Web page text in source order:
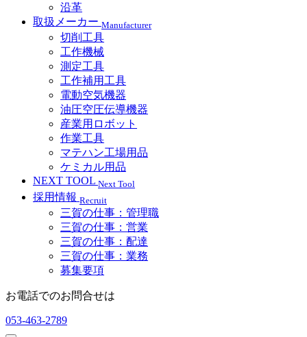
沿革
取扱メーカー Manufacturer
切削工具
工作機械
測定工具
工作補用工具
電動空気機器
油圧空圧伝導機器
産業用ロボット
作業工具
マテハン工場用品
ケミカル用品
NEXT TOOL Next Tool
採用情報 Recruit
三賀の仕事：管理職
三賀の仕事：営業
三賀の仕事：配達
三賀の仕事：業務
募集要項
お電話でのお問合せは
053-463-2789